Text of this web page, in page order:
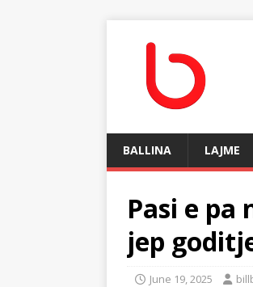
BALLINA LAJME
Pasi e pa
jep
June 19, 2025